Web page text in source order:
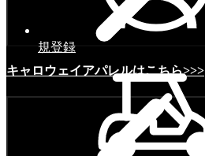
キャロウェイアパレルはこちら>>>
規登録